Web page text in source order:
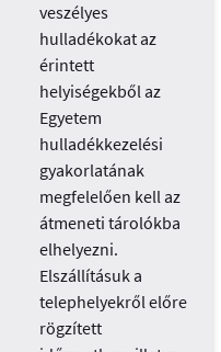
veszélyes
hulladékokat az
érintett
helyiségekből az
Egyetem
hulladékkezelési
gyakorlatának
megfelelően kell az
átmeneti tárolókba
elhelyezni.
Elszállításuk a
telephelyekről előre
rögzített